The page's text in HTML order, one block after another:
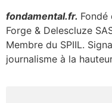
fondamental.fr. Fondé
Forge & Delescluze
Membre du SPIIL.
journalisme à la